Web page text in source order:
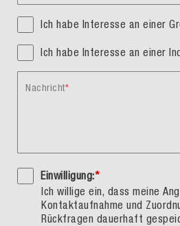
Ich habe Interesse an einer
Ich habe Interesse an einer
Nachricht
Einwilligung:*
Ich willige ein, dass meine
Kontaktaufnahme und
Rückfragen dauerhaft